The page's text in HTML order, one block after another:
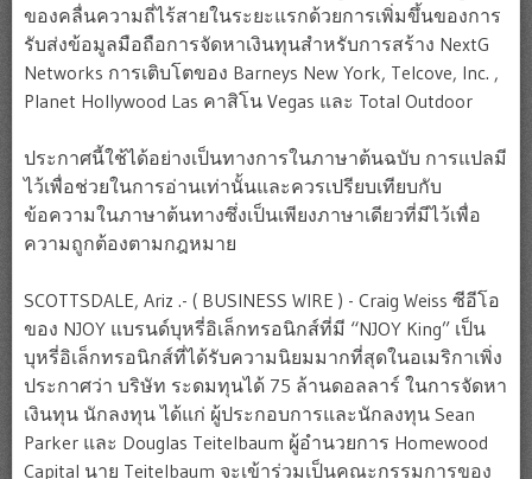
ของคลื่นความถี่ไร้สายในระยะแรกด้วยการเพิ่มขึ้นของการ
รับส่งข้อมูลมือถือการจัดหาเงินทุนสำหรับการสร้าง NextG
Networks การเติบโตของ Barneys New York, Telcove, Inc. ,
Planet Hollywood Las คาสิโน Vegas และ Total Outdoor
ประกาศนี้ใช้ได้อย่างเป็นทางการในภาษาต้นฉบับ การแปลมี
ไว้เพื่อช่วยในการอ่านเท่านั้นและควรเปรียบเทียบกับ
ข้อความในภาษาต้นทางซึ่งเป็นเพียงภาษาเดียวที่มีไว้เพื่อ
ความถูกต้องตามกฎหมาย
SCOTTSDALE, Ariz .- ( BUSINESS WIRE ) - Craig Weiss ซีอีโอ
ของ NJOY แบรนด์บุหรี่อิเล็กทรอนิกส์ที่มี “NJOY King” เป็น
บุหรี่อิเล็กทรอนิกส์ที่ได้รับความนิยมมากที่สุดในอเมริกาเพิ่ง
ประกาศว่า บริษัท ระดมทุนได้ 75 ล้านดอลลาร์ ในการจัดหา
เงินทุน นักลงทุน ได้แก่ ผู้ประกอบการและนักลงทุน Sean
Parker และ Douglas Teitelbaum ผู้อำนวยการ Homewood
Capital นาย Teitelbaum จะเข้าร่วมเป็นคณะกรรมการของ